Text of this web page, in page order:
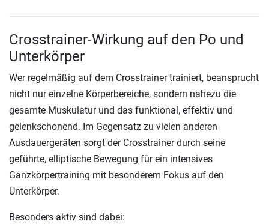
Crosstrainer-Wirkung auf den Po und
Unterkörper
Wer regelmäßig auf dem Crosstrainer trainiert, beansprucht
nicht nur einzelne Körperbereiche, sondern nahezu die
gesamte Muskulatur und das funktional, effektiv und
gelenkschonend. Im Gegensatz zu vielen anderen
Ausdauergeräten sorgt der Crosstrainer durch seine
geführte, elliptische Bewegung für ein intensives
Ganzkörpertraining mit besonderem Fokus auf den
Unterkörper.
Besonders aktiv sind dabei: